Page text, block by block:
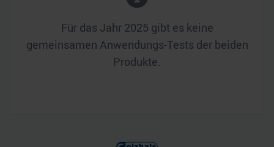
Für das Jahr 2025 gibt es keine
gemeinsamen Anwendungs-Tests der beiden
Produkte.